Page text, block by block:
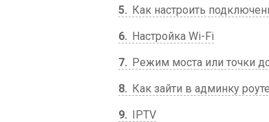
5
Как настроить
6
Настройка Wi-Fi
7
Режим моста или точки
8
Как зайти в админку
9
IPTV